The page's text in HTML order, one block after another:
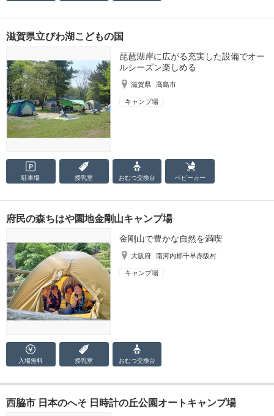
滋賀県立びわ湖こどもの国
琵琶湖岸に広がる充実した設備でオー
ルシーズン楽しめる
滋賀県 高島市
キャンプ場
駐車場 授乳室 おむつ交換台 ベビーカー
府民の森ちはや園地金剛山キャンプ場
金剛山で豊かな自然を満喫
大阪府 南河内郡千早赤阪村
キャンプ場
入場無料 授乳室 おむつ交換台
西脇市 日本のへそ 日時計の丘公園オートキャンプ場